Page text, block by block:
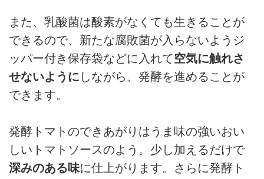
また、乳酸菌は酸素がなくても生きることが
できるので、新たな腐敗菌が入らないようジ
ッパー付き保存袋などに入れて空気に触れさ
せないように しながら、発酵を進めることが
できます。
発酵トマトのできあがりはうま味の強いおい
しいトマトソースのよう。少し加えるだけで
深みのある味に仕上がります。さらに発酵ト